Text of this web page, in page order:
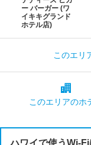
ー バーガー (ワ
イキキグランド
ホテル店)
このエリ
このエリアのホ
ハワイで使うWi-